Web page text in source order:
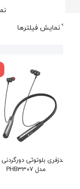
نمایش 1–12 از 15 نتیجه
نمایش فیلترها
بلوتوثی دورگردنی پرووان